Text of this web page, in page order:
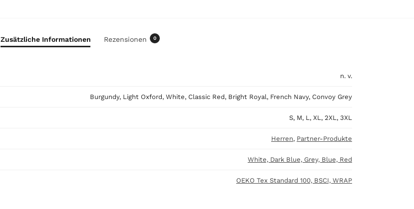
t
a
Zusätzliche Informationen Rezensionen 0
n. v.
Burgundy, Light Oxford, White, Classic Red, Bright Royal, French Navy, Convoy Grey
S, M, L, XL, 2XL, 3XL
Herren, Partner-Produkte
White, Dark Blue, Grey, Blue, Red
OEKO Tex Standard 100, BSCI, WRAP